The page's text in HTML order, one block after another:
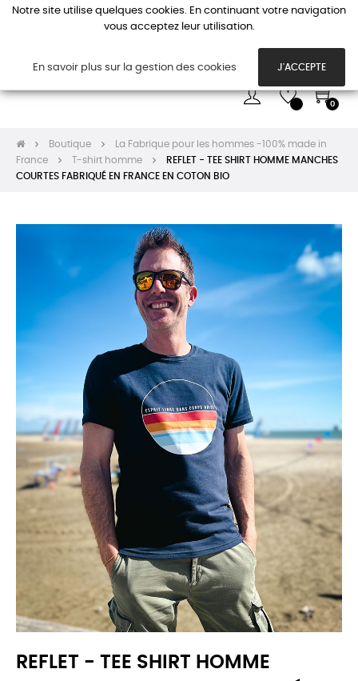
la
0
Boutique
La Fabrique pour les hommes -100% made in
France
T-shirt homme
REFLET - TEE SHIRT HOMME MANCHES
COURTES FABRIQUÉ EN FRANCE EN COTON BIO
REFLET - TEE SHIRT HOMME
Notre site utilise quelques cookies. En continuant votre navigation
vous acceptez leur utilisation.
En savoir plus sur la gestion des cookies J'ACCEPTE